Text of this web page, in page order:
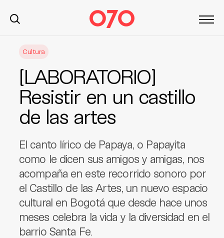
Cultura
[LABORATORIO]
Resistir en un castillo
de las artes
El canto lírico de Papaya, o Papayita
como le dicen sus amigos y amigas, nos
acompaña en este recorrido sonoro por
el Castillo de las Artes, un nuevo espacio
cultural en Bogotá que desde hace unos
meses celebra la vida y la diversidad en el
barrio Santa Fe.